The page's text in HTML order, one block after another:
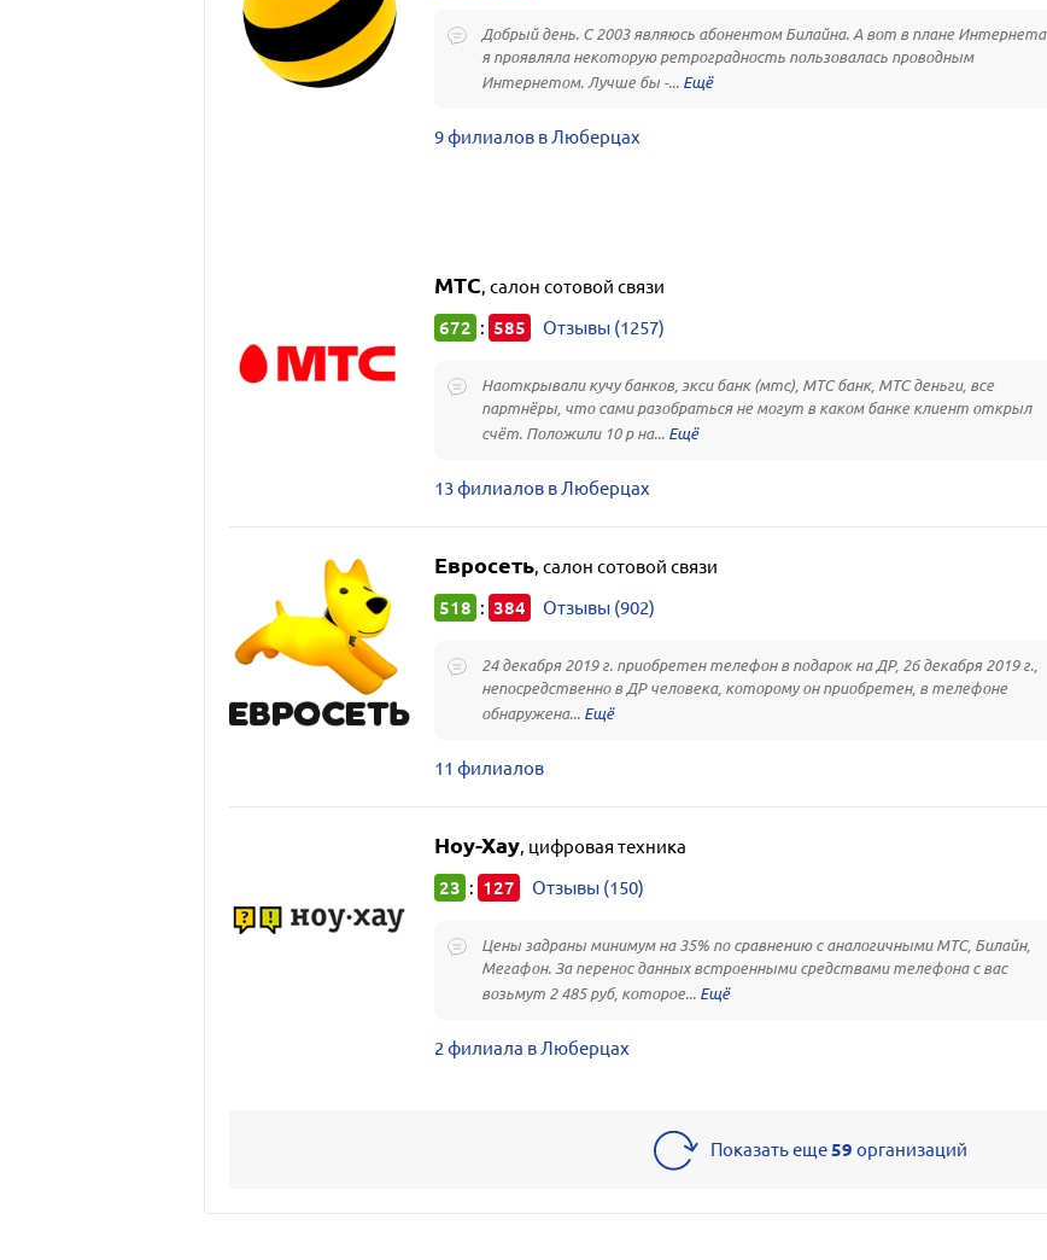
Добрый день. С 2003 являюсь абонентом Билайна. А вот в плане Интернета
я проявляла некоторую ретроградность пользовалась проводным
Интернетом. Лучше бы -...
9 филиалов в Люберцах
МТС, салон сотовой связи
672 : 585 Отзывы (1257)
Наоткрывали кучу банков, экси банк (мтс), МТС банк, МТС деньги, все
партнёры, что сами разобраться не могут в каком банке клиент открыл
счёт. Положили 10 р на...
13 филиалов в Люберцах
Евросеть, салон сотовой связи
518 : 384 Отзывы (902)
24 декабря 2019 г. приобретен телефон в подарок на ДР, 26 декабря 2019 г.,
непосредственно в ДР человека, которому он приобретен, в телефоне
обнаружена...
11 филиалов
Ноу-Хау, цифровая техника
23 : 127 Отзывы (150)
Цены задраны минимум на 35% по сравнению с аналогичными МТС, Билайн,
Мегафон. За перенос данных встроенными средствами телефона с вас
возьмут 2 485 руб, которое...
2 филиала в Люберцах
Показать еще59 организаций